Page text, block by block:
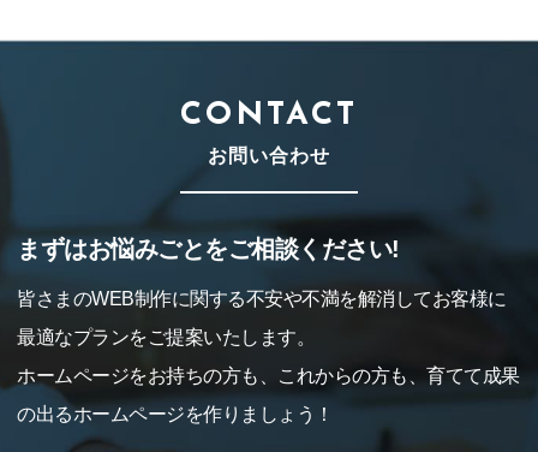
CONTACT
お問い合わせ
まずはお悩みごとをご相談ください!
皆さまのWEB制作に関する不安や不満を解消してお客様に
最適なプランをご提案いたします。
ホームページをお持ちの方も、これからの方も、育てて成果
の出るホームページを作りましょう！